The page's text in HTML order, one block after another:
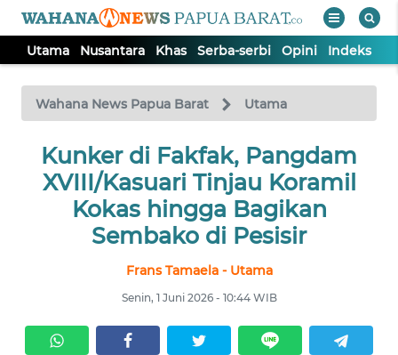
Utama Nusantara Khas Serba-serbi Opini Indeks
Wahana News Papua Barat Utama
Kunker di Fakfak, Pangdam
XVIII/Kasuari Tinjau Koramil
Kokas hingga Bagikan
Sembako di Pesisir
Frans Tamaela - Utama
Senin, 1 Juni 2026 - 10:44 WIB
TV
Tutup
UTAMA
NUSANTARA
SERBI